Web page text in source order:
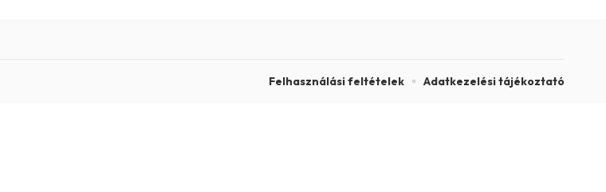
Felhasználási feltételek Adatkezelési tájékoztató